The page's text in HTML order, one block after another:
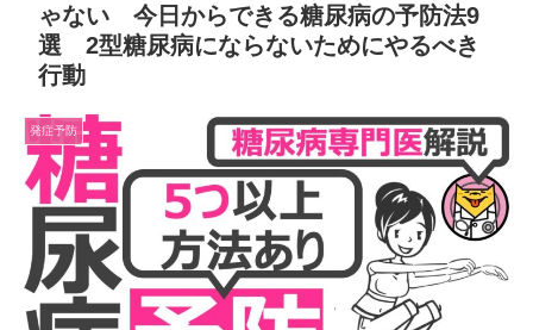
ゃない 今日からできる糖尿病の予防法9
選 2型糖尿病にならないためにやるべき
行動
発症予防